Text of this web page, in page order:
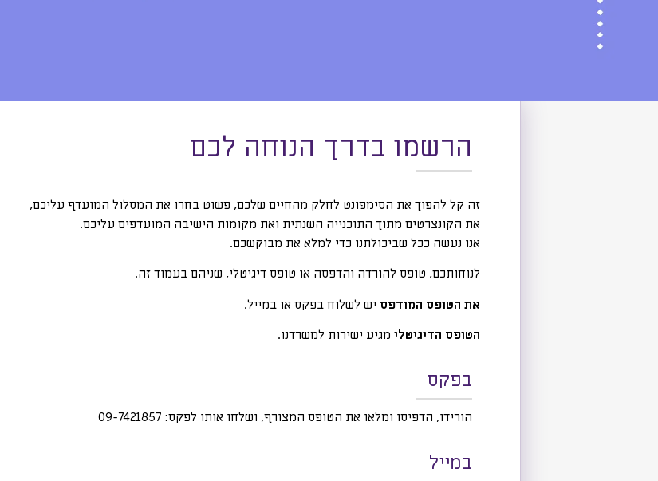
הרשמו בדרך הנוחה לכם
זה קל להפוך את הסימפונט לחלק מהחיים שלכם, פשוט בחרו את המסלול המועדף עליכם,
את הקונצרטים מתוך התוכנייה השנתית ואת מקומות הישיבה המועדפים עליכם.
אנו נעשה ככל שביכולתנו כדי למלא את מבוקשכם.
לנוחותכם, טופס להורדה והדפסה או טופס דיגיטלי, שניהם בעמוד זה.
את הטופס המודפס יש לשלוח בפקס או במייל.
הטופס הדיגיטלי מגיע ישירות למשרדנו.
בפקס
הורידו, הדפיסו ומלאו את הטופס המצורף, ושלחו אותו לפקס: 09-7421857
במייל